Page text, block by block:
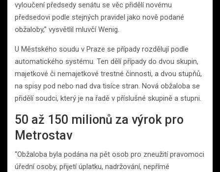
vyloučení předsedy senátu se věc přidělí novému
předsedovi podle stejných pravidel jako nově podané
obžaloby,” vysvětlil mluvčí Wenig.
U Městského soudu v Praze se případy rozdělují podle
automatického systému. Ten dělí případy do dvou skupin,
majetkové či nemajetkové trestné činnosti, a dvou stupňů,
na spisy pod nebo nad dva tisíce stran. Nová obžaloba se
přidělí soudci, který je na řadě v příslušné skupině a stupni.
50 až 150 milionů za výrok pro
Metrostav
“Obžaloba byla podána na pět osob pro zneužití pravomoci
úřední osoby, přijetí úplatku, nadržování, nepřímé